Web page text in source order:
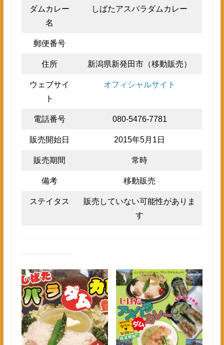
ダムカレー
名
しばたアスパラダムカレー
郵便番号
住所 新潟県新発田市（移動販売）
ウェブサイ
ト
オフィシャルサイト
電話番号 080-5476-7781
販売開始日 2015年5月1日
販売期間 常時
備考 移動販売
ステイタス
販売していない可能性がありま
す